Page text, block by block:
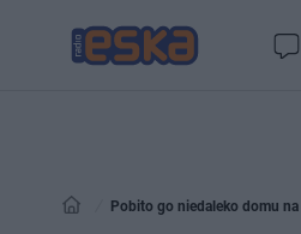
Pobito go niedaleko domu